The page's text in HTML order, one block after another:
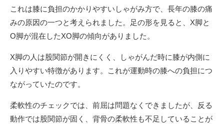
これは膝に負担のかかりやすいしゃがみ方で、長年の膝の痛
みの原因の一つと考えられました。足の形を見ると、X脚と
O脚が混在したXO脚の傾向がありました。
X脚の人は股関節が開きにくく、しゃがんだ時に膝が内側に
入りやすい特徴があります。これが運動時の膝への負担につ
ながっていたのです。
柔軟性のチェックでは、前屈は問題なくできましたが、反る
動作では股関節が固く、背骨の柔軟性も不足していることが